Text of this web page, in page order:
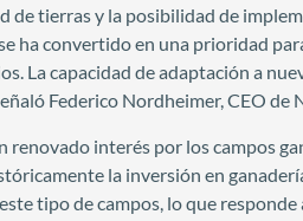
de tierras y la posibilidad de
ha convertido en una prioridad
La capacidad de adaptación a
Federico Nordheimer, CEO de
renovado interés por los campos
la inversión en
tipo de campos, lo que